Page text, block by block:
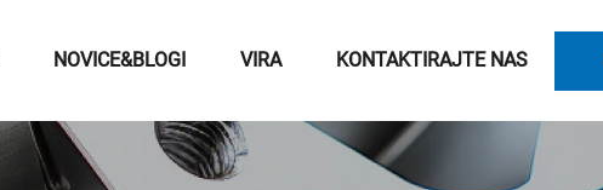
NOVICE&BLOGI VIRA KONTAKTIRAJTE NAS